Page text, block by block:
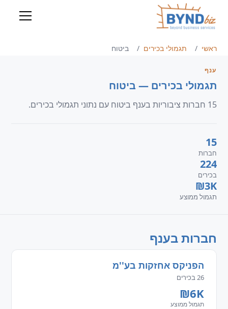
ראשי תגמולי בכירים ביטוח
ענף
תגמולי בכירים — ביטוח
15 חברות ציבוריות בענף ביטוח עם נתוני תגמולי בכירים.
15
חברות
224
בכירים
₪3K
תגמול ממוצע
חברות בענף
הפניקס אחזקות בע''מ
26 בכירים
₪6K
תגמול ממוצע